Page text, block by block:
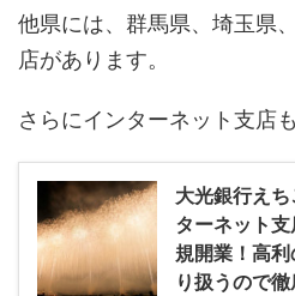
他県には、群馬県、埼玉県
店があります。
さらにインターネット支店
大光銀行え
ターネット
規開業！高
り扱うので